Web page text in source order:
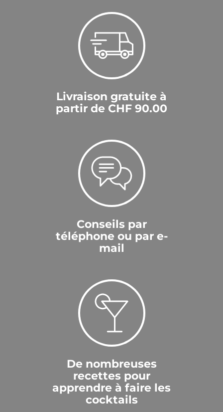
Livraison gratuite à
partir de CHF 90.00
Conseils par
téléphone ou par e-
mail
De nombreuses
recettes pour
apprendre à faire les
cocktails